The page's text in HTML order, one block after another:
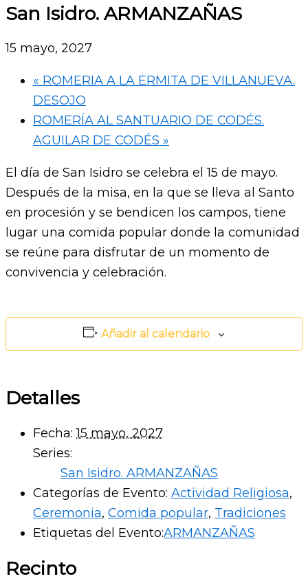
San Isidro. ARMANZAÑAS
15 mayo, 2027
« ROMERIA A LA ERMITA DE VILLANUEVA.
DESOJO
ROMERÍA AL SANTUARIO DE CODÉS.
AGUILAR DE CODÉS »
El día de San Isidro se celebra el 15 de mayo.
Después de la misa, en la que se lleva al Santo
en procesión y se bendicen los campos, tiene
lugar una comida popular donde la comunidad
se reúne para disfrutar de un momento de
convivencia y celebración.
Añadir al calendario
Detalles
Fecha: 15 mayo, 2027
Series:
San Isidro. ARMANZAÑAS
Categorías de Evento: Actividad Religiosa,
Ceremonia, Comida popular, Tradiciones
Etiquetas del Evento:ARMANZAÑAS
Recinto